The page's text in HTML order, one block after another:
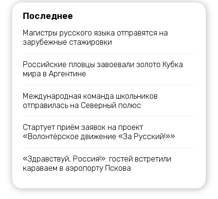
Последнее
Магистры русского языка отправятся на
зарубежные стажировки
Российские пловцы завоевали золото Кубка
мира в Аргентине
Международная команда школьников
отправилась на Северный полюс
Стартует приём заявок на проект
«Волонтёрское движение «За Русский!»»
«Здравствуй, Россия!»: гостей встретили
караваем в аэропорту Пскова